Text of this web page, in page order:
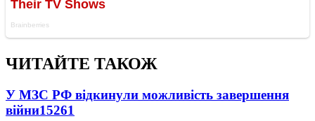
ЧИТАЙТЕ ТАКОЖ
У МЗС РФ відкинули можливість завершення
війни15261